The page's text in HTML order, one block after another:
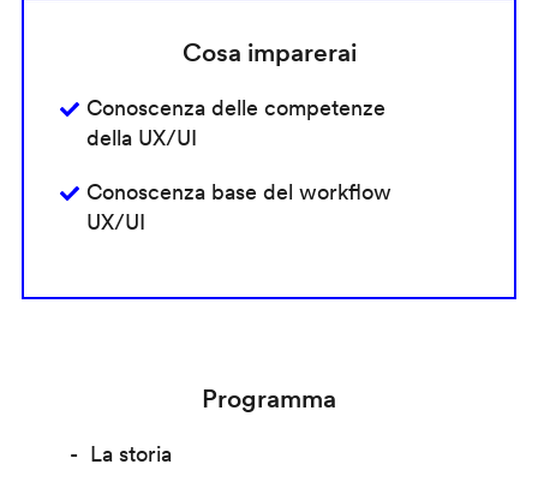
Cosa imparerai
Conoscenza delle competenze
della UX/UI
Conoscenza base del workflow
UX/UI
Programma
La storia